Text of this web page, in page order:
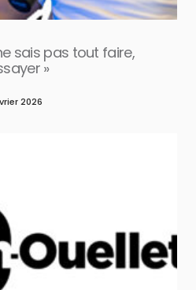
sais pas tout faire,
»
2026